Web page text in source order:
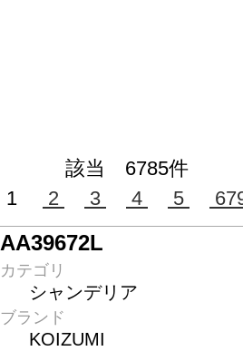
該当 6785件
1
2 3 4 5
AA39672L
カテゴリ
シャンデリア
ブランド
KOIZUMI